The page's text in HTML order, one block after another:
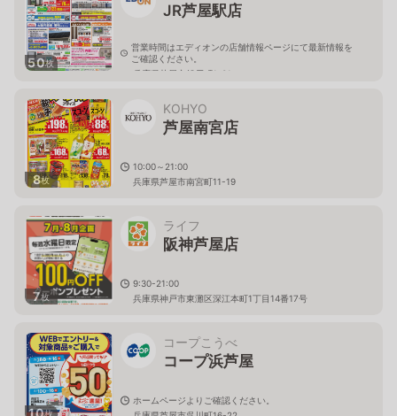
50枚
JR芦屋駅店
営業時間はエディオンの店舗情報ページにて最新情報を
ご確認ください。
兵庫県芦屋市船戸町1-31
8枚
KOHYO
芦屋南宮店
10:00～21:00
兵庫県芦屋市南宮町11-19
7枚
ライフ
阪神芦屋店
9:30-21:00
兵庫県神戸市東灘区深江本町1丁目14番17号
10枚
コープこうべ
コープ浜芦屋
ホームページよりご確認ください。